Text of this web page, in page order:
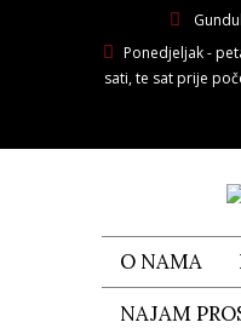
Ponedjeljak -
sati, te sat prije
O NAMA
NAJAM